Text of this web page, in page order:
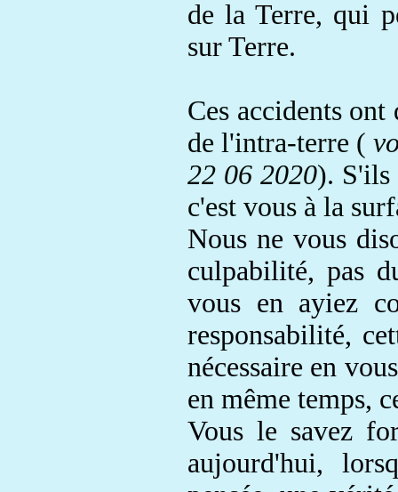
de la Terre, qui
sur Terre.
Ces accidents
de l'intra-terre (
22 06 2020). S'ils
c'est vous à la
Nous ne vous
culpabilité, pas
vous en ayiez
responsabilité,
nécessaire en
en même temps,
Vous le savez
aujourd'hui,